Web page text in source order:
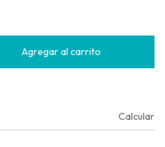
Calcular